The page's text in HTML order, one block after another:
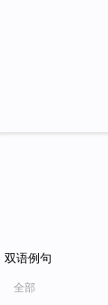
双语例句
全部